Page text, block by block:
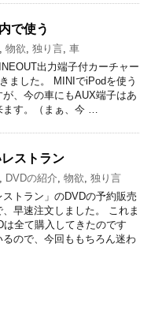
で使う
物欲 独り言 車
出力端子付カーチャー
ました。 MINIでiPodを使う
、今の車にもAUX端子はあ
す。（まぁ、今 …
ストラン
DVDの紹介 物欲 独り言
ストラン」のDVDの予約販売
早速注文しました。 これま
全て購入してきたのです
ので、今回ももちろん迷わ